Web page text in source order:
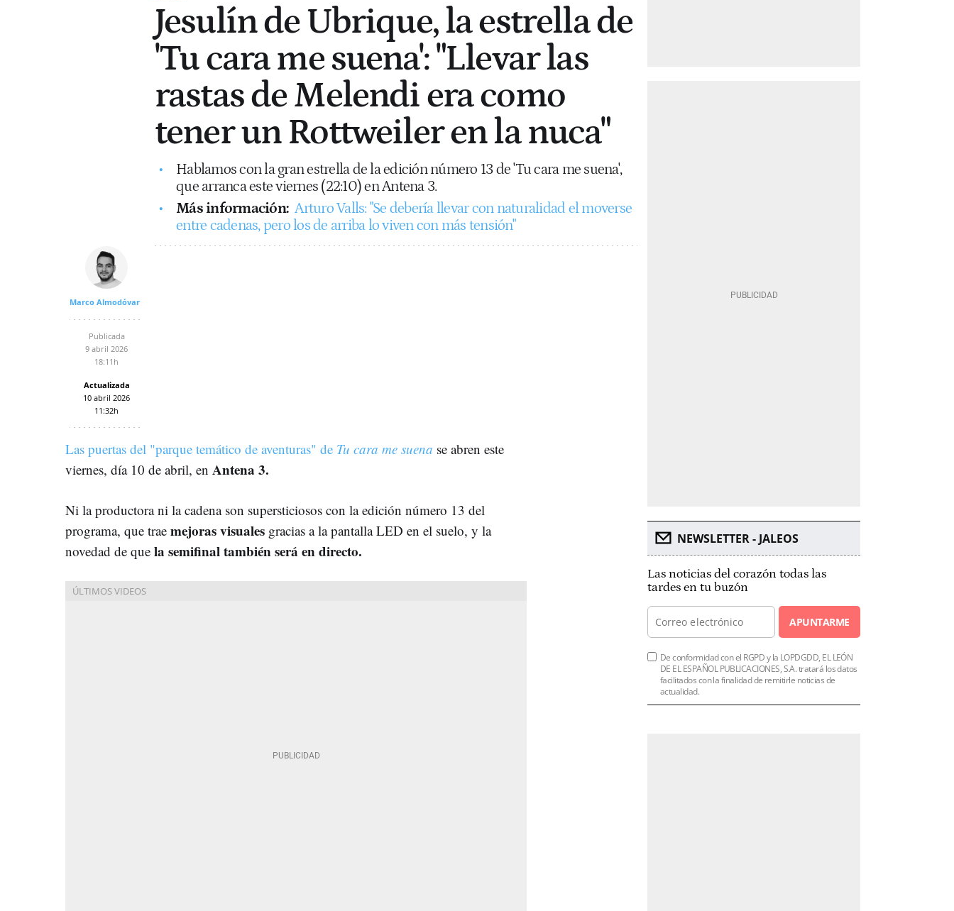
Jesulín de Ubrique, la estrella de
'Tu cara me suena': "Llevar las
rastas de Melendi era como
tener un Rottweiler en la nuca"
Hablamos con la gran estrella de la edición número 13 de 'Tu cara me suena',
que arranca este viernes (22:10) en Antena 3.
Más información: Arturo Valls: "Se debería llevar con naturalidad el moverse
entre cadenas, pero los de arriba lo viven con más tensión"
Marco Almodóvar
Publicada
9 abril 2026
18:11h
Actualizada
10 abril 2026
11:32h
Las puertas del "parque temático de aventuras" de Tu cara me suena se abren este
viernes, día 10 de abril, en Antena 3.
Ni la productora ni la cadena son supersticiosos con la edición número 13 del
programa, que trae mejoras visuales gracias a la pantalla LED en el suelo, y la
novedad de que la semifinal también será en directo.
NEWSLETTER - JALEOS
Las noticias del corazón todas las
tardes en tu buzón
APUNTARME
De conformidad con el RGPD y la LOPDGDD, EL LEÓN
DE EL ESPAÑOL PUBLICACIONES, S.A. tratará los datos
facilitados con la finalidad de remitirle noticias de
actualidad.